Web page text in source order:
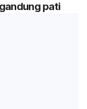
pati